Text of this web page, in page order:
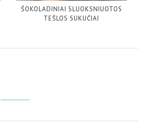
ŠOKOLADINIAI SLUOKSNIUOTOS
TEŠLOS SUKUČIAI